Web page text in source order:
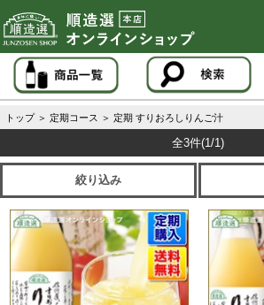
トップ ＞ 定期コース ＞ 定期 すりおろしりんご汁
全3件(1/1)
絞り込み